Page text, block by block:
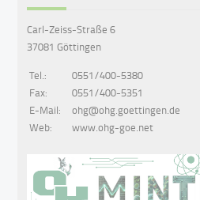
Carl-Zeiss-Straße 6
37081 Göttingen
Tel.:
0551/400-5380
Fax:
0551/400-5351
E-Mail:
ohg@ohg.goettingen.de
Web:
www.ohg-goe.net